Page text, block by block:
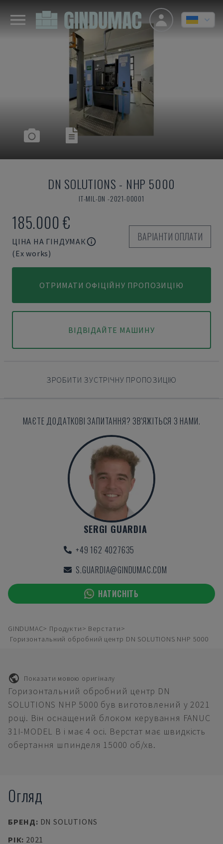
DN SOLUTIONS - NHP 5000
IT-MIL-DN -2021-00001
185.000 €
ЦІНА НА ГІНДУМАК
(Ex works)
ВАРІАНТИ ОПЛАТИ
ОТРИМАТИ ОФІЦІЙНУ ПРОПОЗИЦІЮ
ВІДВІДАЙТЕ МАШИНУ
ЗРОБИТИ ЗУСТРІЧНУ ПРОПОЗИЦІЮ
МАЄТЕ ДОДАТКОВІ ЗАПИТАННЯ? ЗВ'ЯЖІТЬСЯ З НАМИ.
SERGI GUARDIA
+49 162 4027635
S.GUARDIA@GINDUMAC.COM
НАТИСНІТЬ
GINDUMAC Продукти
Верстати
Горизонтальний обробний центр DN SOLUTIONS NHP 5000
Показати мовою оригіналу
Горизонтальний обробний центр DN
SOLUTIONS NHP 5000 був виготовлений у 2021
році. Він оснащений блоком керування FANUC
31I-MODEL B і має 4 осі. Верстат має швидкість
обертання шпинделя 15000 об/хв.
Огляд
БРЕНД: DN SOLUTIONS
РІК: 2021